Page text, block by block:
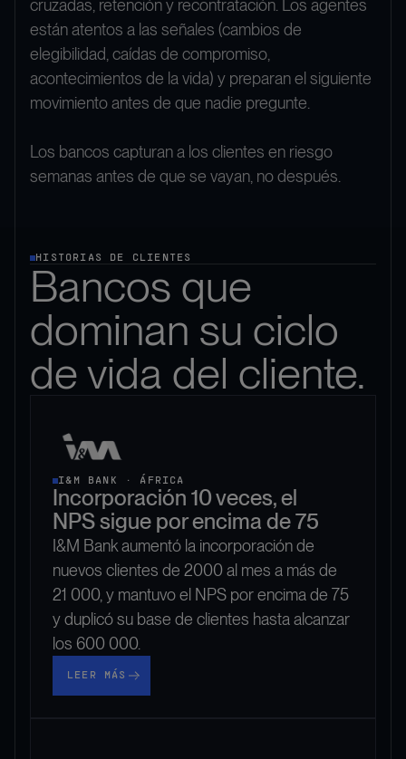
cruzadas, retención y recontratación. Los agentes
están atentos a las señales (cambios de
elegibilidad, caídas de compromiso,
acontecimientos de la vida) y preparan el siguiente
movimiento antes de que nadie pregunte.
Los bancos capturan a los clientes en riesgo
semanas antes de que se vayan, no después.
HISTORIAS DE CLIENTES
Bancos que
dominan su ciclo
de vida del cliente.
I&M BANK · ÁFRICA
Incorporación 10 veces, el
NPS sigue por encima de 75
I&M Bank aumentó la incorporación de
nuevos clientes de 2000 al mes a más de
21 000, y mantuvo el NPS por encima de 75
y duplicó su base de clientes hasta alcanzar
los 600 000.
LEER MÁS